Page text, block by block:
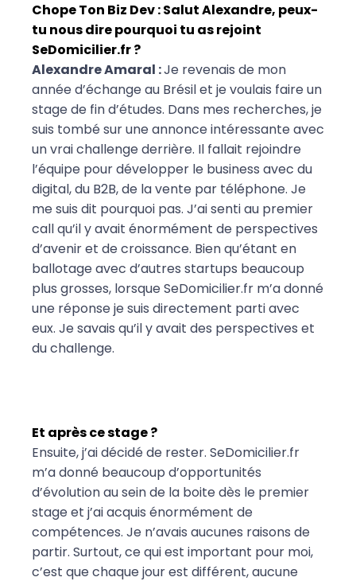
Chope Ton Biz Dev : Salut Alexandre, peux-
tu nous dire pourquoi tu as rejoint
SeDomicilier.fr ?
Alexandre Amaral :Je revenais de mon
année d’échange au Brésil et je voulais faire un
stage de fin d’études. Dans mes recherches, je
suis tombé sur une annonce intéressante avec
un vrai challenge derrière. Il fallait rejoindre
l’équipe pour développer le business avec du
digital, du B2B, de la vente par téléphone. Je
me suis dit pourquoi pas. J’ai senti au premier
call qu’il y avait énormément de perspectives
d’avenir et de croissance. Bien qu’étant en
ballotage avec d’autres startups beaucoup
plus grosses, lorsque SeDomicilier.fr m’a donné
une réponse je suis directement parti avec
eux. Je savais qu’il y avait des perspectives et
du challenge.
Et après ce stage ?
Ensuite, j’ai décidé de rester. SeDomicilier.fr
m’a donné beaucoup d’opportunités
d’évolution au sein de la boite dès le premier
stage et j’ai acquis énormément de
compétences. Je n’avais aucunes raisons de
partir. Surtout, ce qui est important pour moi,
c’est que chaque jour est différent, aucune